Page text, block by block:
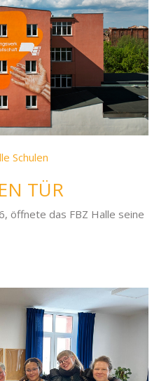
Schulen
TÜR
öffnete das FBZ Halle seine